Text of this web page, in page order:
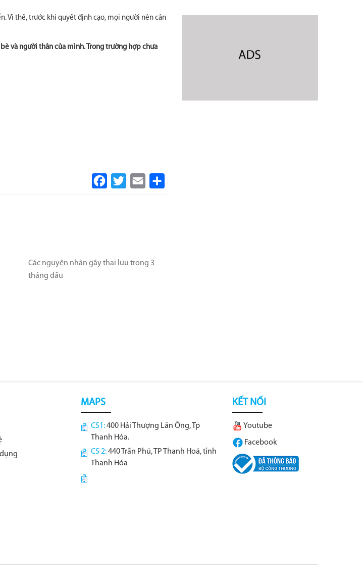
Vì thế, trước khi quyết định cạo, mọi người nên cân
và người thân của mình. Trong trường hợp chưa
Facebook
Twitter Email
Các nguyên nhân gây thai lưu trong 3
tháng đầu
MAPS
CS1:400 Hải Thượng Lãn Ông, Tp
Thanh Hóa.
CS 2:440 Trần Phú, TP Thanh Hoá, tỉnh
Thanh Hóa
KẾT NỐI
Youtube
Facebook